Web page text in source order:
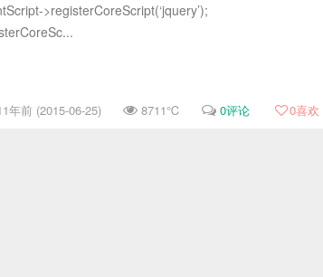
>registerCoreScript(‘jquery’);
年前 (2015-06-25) 8711℃ 0评论 0喜欢